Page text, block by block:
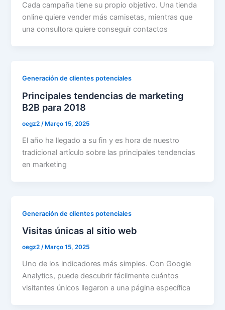
Cada campaña tiene su propio objetivo. Una tienda
online quiere vender más camisetas, mientras que
una consultora quiere conseguir contactos
Generación de clientes potenciales
Principales tendencias de marketing
B2B para 2018
oegz2 /Março 15, 2025
El año ha llegado a su fin y es hora de nuestro
tradicional artículo sobre las principales tendencias
en marketing
Generación de clientes potenciales
Visitas únicas al sitio web
oegz2/ Março 15, 2025
Uno de los indicadores más simples. Con Google
Analytics, puede descubrir fácilmente cuántos
visitantes únicos llegaron a una página específica